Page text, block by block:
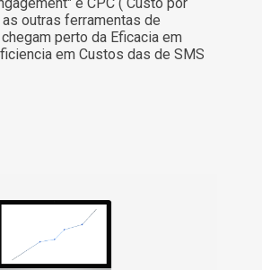
outras ferramentas de
perto da Eficacia em
em Custos das de SMS